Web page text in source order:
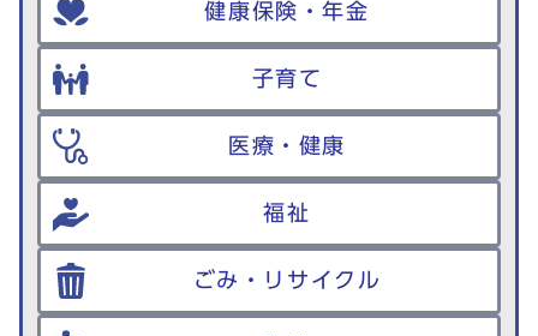
健康保険・年金
子育て
医療・健康
福祉
ごみ・リサイクル